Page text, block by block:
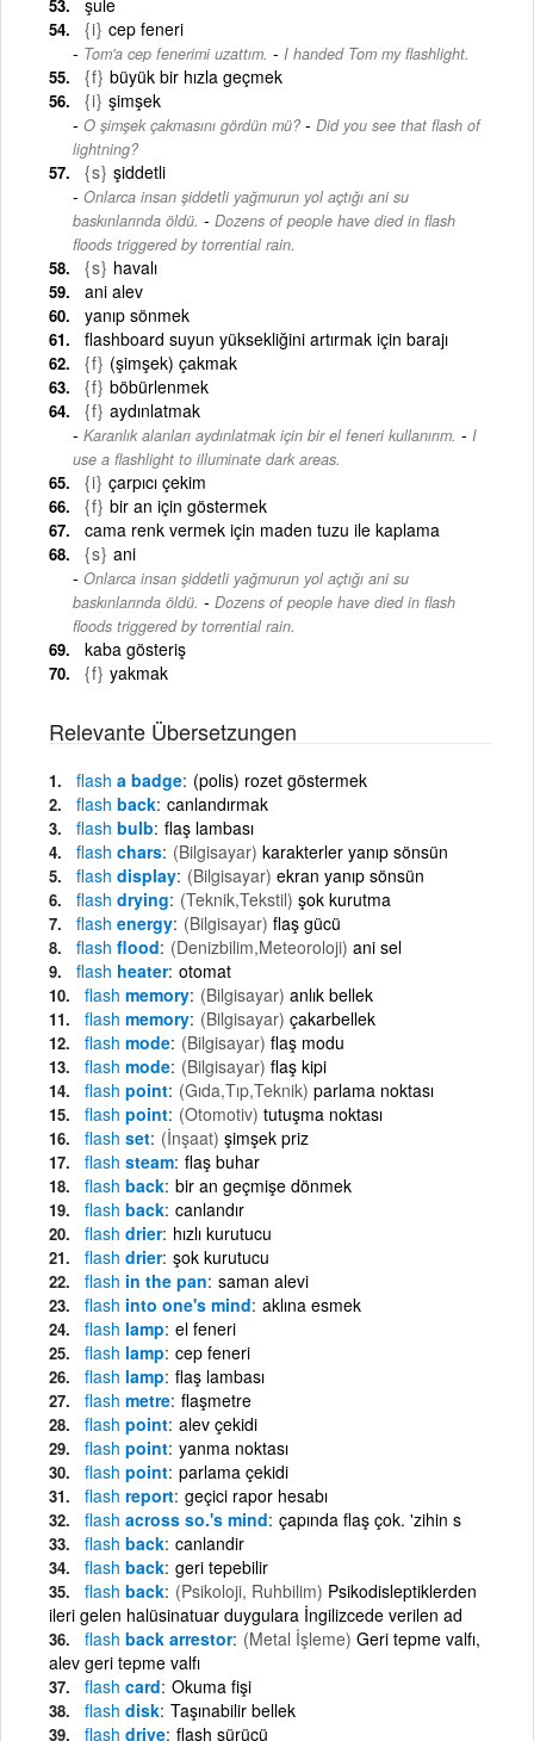
{i} cep feneri
Tom'a cep fenerimi uzattım. - I handed Tom my flashlight.
{f} büyük bir hızla geçmek
{i} şimşek
O şimşek çakmasını gördün mü? - Did you see that flash of
lightning?
{s} şiddetli
Onlarca insan şiddetli yağmurun yol açtığı ani su
baskınlarında öldü. - Dozens of people have died in flash
floods triggered by torrential rain.
{s} havalı
ani alev
yanıp sönmek
flashboard suyun yüksekliğini artırmak için barajı
{f} (şimşek) çakmak
{f} böbürlenmek
{f} aydınlatmak
Karanlık alanları aydınlatmak için bir el feneri kullanırım. - I
use a flashlight to illuminate dark areas.
{i} çarpıcı çekim
{f} bir an için göstermek
cama renk vermek için maden tuzu ile kaplama
{s} ani
Onlarca insan şiddetli yağmurun yol açtığı ani su
baskınlarında öldü. - Dozens of people have died in flash
floods triggered by torrential rain.
kaba gösteriş
{f} yakmak
Relevante Übersetzungen
flash a badge (polis) rozet göstermek
flash back canlandırmak
flash bulb flaş lambası
flash chars (Bilgisayar) karakterler yanıp sönsün
flash display (Bilgisayar) ekran yanıp sönsün
flash drying (Teknik,Tekstil) şok kurutma
flash energy (Bilgisayar) flaş gücü
flash flood (Denizbilim,Meteoroloji) ani sel
flash heater otomat
flash memory (Bilgisayar) anlık bellek
flash memory (Bilgisayar) çakarbellek
flash mode (Bilgisayar) flaş modu
flash mode (Bilgisayar) flaş kipi
flash point (Gıda,Tıp,Teknik) parlama noktası
flash point (Otomotiv) tutuşma noktası
flash set (İnşaat) şimşek priz
flash steam flaş buhar
flash back bir an geçmişe dönmek
flash back canlandır
flash drier hızlı kurutucu
flash drier şok kurutucu
flash in the pan saman alevi
flash into one's mind aklına esmek
flash lamp el feneri
flash lamp cep feneri
flash lamp flaş lambası
flash metre flaşmetre
flash point alev çekidi
flash point yanma noktası
flash point parlama çekidi
flash report geçici rapor hesabı
flash across so.'s mind çapında flaş çok. 'zihin s
flash back canlandir
flash back geri tepebilir
flash back (Psikoloji, Ruhbilim) Psikodisleptiklerden
ileri gelen halüsinatuar duygulara İngilizcede verilen ad
flash back arrestor (Metal İşleme) Geri tepme valfı,
alev geri tepme valfı
flash card Okuma fişi
flash disk Taşınabilir bellek
flash drive flash sürücü